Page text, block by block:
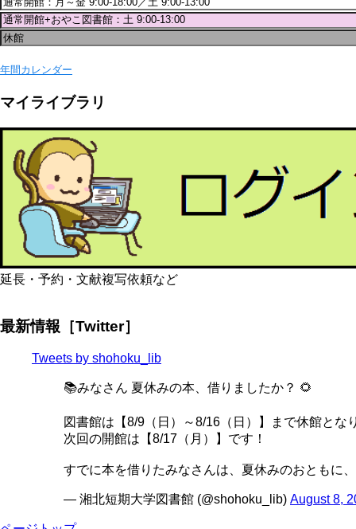
年間カレンダー
マイライブラリ
延長・予約・文献複写依頼など
最新情報［Twitter］
Tweets by shohoku_lib
📚みなさん 夏休みの本、借りましたか？ 🌻
図書館は【8/9（日）～8/16（日）】まで休館とな
次回の開館は【8/17（月）】です！
すでに本を借りたみなさんは、夏休みのおともに
— 湘北短期大学図書館 (@shohoku_lib) August 8,